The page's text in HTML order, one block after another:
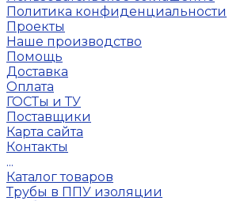
Политика конфиденциальности
Проекты
Наше производство
Помощь
Доставка
Оплата
ГОСТы и ТУ
Поставщики
Карта сайта
Контакты
...
Каталог товаров
Трубы в ППУ изоляции